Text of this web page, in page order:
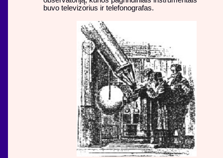
buvo televizorius ir telefonografas.